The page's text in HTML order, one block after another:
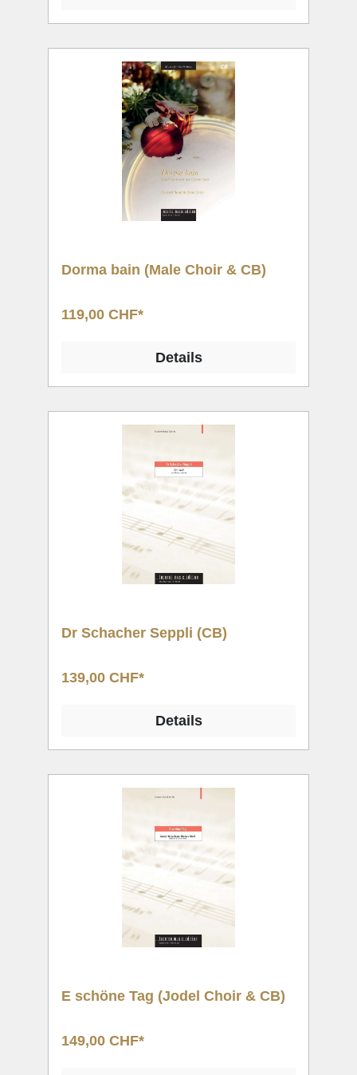
Dorma bain (Male Choir & CB)
119,00 CHF*
Details
Dr Schacher Seppli (CB)
139,00 CHF*
Details
E schöne Tag (Jodel Choir & CB)
149,00 CHF*